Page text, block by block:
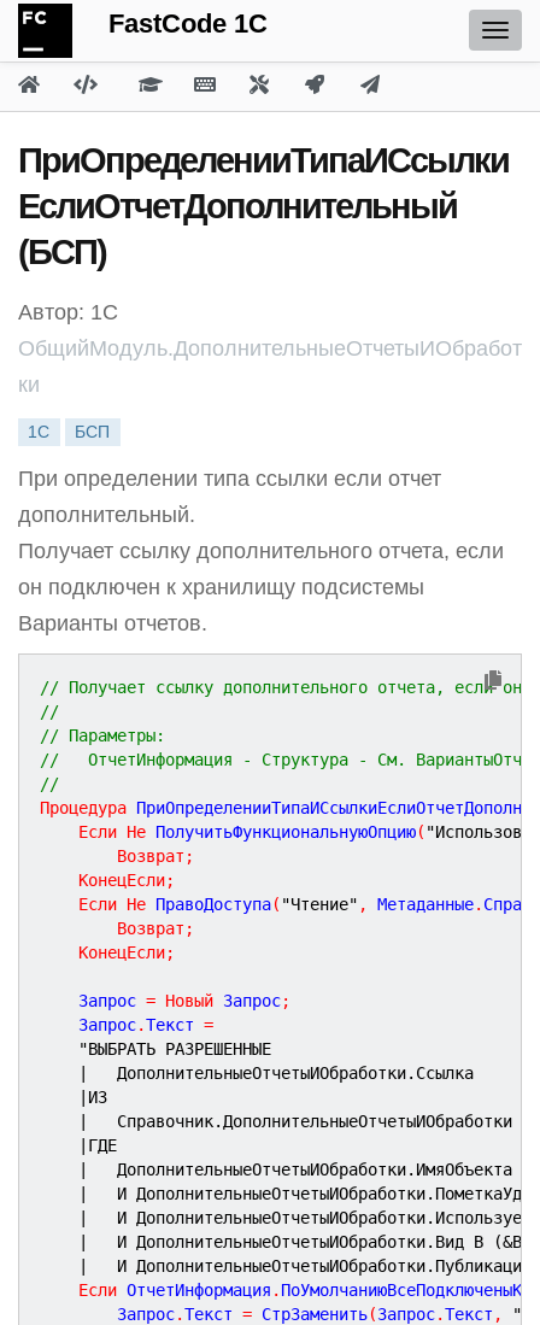
FastCode 1C
ПриОпределенииТипаИСсылки
ЕслиОтчетДополнительный
(БСП)
Автор: 1С
ОбщийМодуль.ДополнительныеОтчетыИОбработ
ки
1С БСП
При определении типа ссылки если отчет
дополнительный.
Получает ссылку дополнительного отчета, если
он подключен к хранилищу подсистемы
Варианты отчетов.
// Получает ссылку дополнительного отчета, если он
//
// Параметры:
//   ОтчетИнформация - Структура - См.
//
Процедура
Если Не ПолучитьФункциональнуюОпцию(
Возврат ;
КонецЕсли;
Если Не ПравоДоступа( "Чтение" , Метаданные.
Возврат ;
КонецЕсли;
	Запрос
= Новый Запрос;
	Запрос
.Текст =
"ВЫБРАТЬ РАЗРЕШЕННЫЕ
|	ДополнительныеОтчетыИОбработки.Ссылка
|ИЗ
|	Справочник.ДополнительныеОтчетыИОбработки
|ГДЕ
|	ДополнительныеОтчетыИОбработки.ИмяОбъекта
|	И
|	И
|	И ДополнительныеОтчетыИОбработки.Вид В
|	И
Если ОтчетИнформация .
		Запрос
.Текст = СтрЗаменить(Запрос.Текст ,
"И